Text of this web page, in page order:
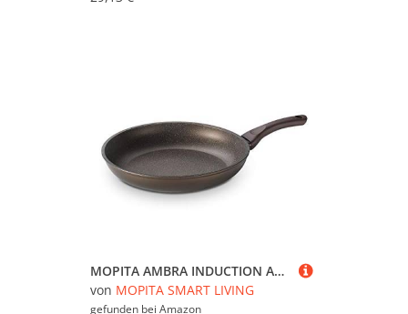
MOPITA AMBRA INDUCTION Antihaft Pfanne Ø32cm, Pfanne Induktion und alle Kochfelder, Mehrschichtige Antihaftbeschichtung, 5 kratzfeste Schichten, 4 mm Aluminiumboden, Made in Italy
von MOPITA SMART LIVING
gefunden bei Amazon